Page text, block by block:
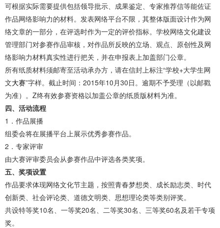
可根据实际需要提供包括领导批示、成果鉴定、专家推荐信等能佐证
作品网络影响力的材料。发表网络平台不限，其整体版面设计作为网
络文章的一部分，在评选时作为一定的评价指标。学校网络文化建设
管理部门对参赛作品审核，对作品所反映的立场、观点、原创性及网
络影响力材料真实性进行把关，并在申报表上加盖部门公章。
所有纸质材料须邮寄至活动承办方，请在信封上标注“学校+大学生网
文大赛”字样。截止时间：2015年10月30日。逾期不予受理（以邮戳
为准）。Z终有效参赛资格以加盖公章的纸质版材料为准。
四、活动流程
1．作品展播
组委会将在展播平台上展示优秀参赛作品。
2．专家评审
由大赛评审委员会从参赛作品中评选各类奖项。
五、奖项设置
作品要求体现网络文化节主题，按照青春梦想类、成长励志类、时代
创新类、社会评论类、道德文明类、思想理论类等类别评奖。
共设特等奖10名、一等奖20名、二等奖30名、三等奖60名及若干专项
奖。